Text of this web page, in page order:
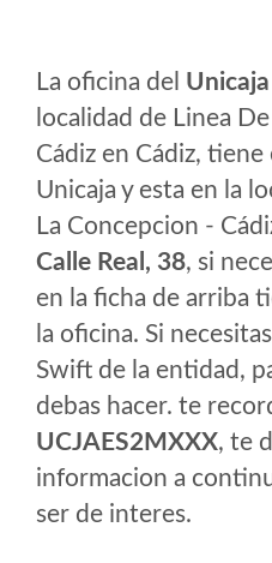
La oficina del Unicaja
localidad de Linea
Cádiz en Cádiz,
Unicaja y esta en la
La Concepcion -
Calle Real, 38, si
en la ficha de arriba
la oficina. Si
Swift de la entidad,
debas hacer. te
UCJAES2MXXX, te
informacion a
ser de interes.